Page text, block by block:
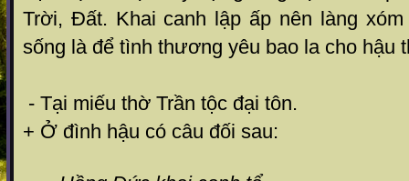
Trời, Đất. Khai canh lập ấp nên làng
sống là để tình thương yêu bao la cho hậu
- Tại miếu thờ Trần tộc đại tôn.
+ Ở đình hậu có câu đối sau: